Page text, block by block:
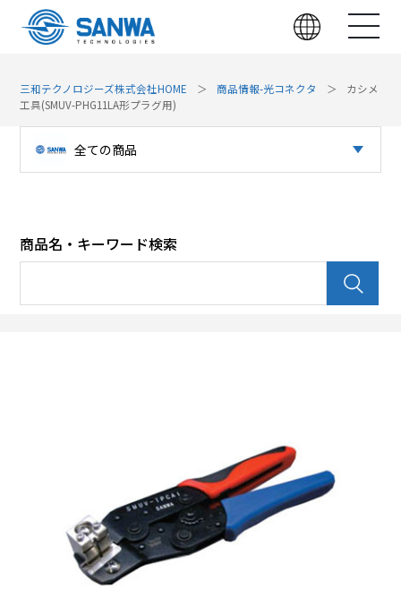
三和テクノロジーズ株式会社HOME 商品情報-光コネクタ
カシメ
工具(SMUV-PHG11LA形プラグ用)
全ての商品
パッチパネル（光）
全ての商品
商品名・キーワード検索